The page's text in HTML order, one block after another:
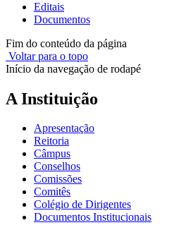
Editais
Documentos
Fim do conteúdo da página
Voltar para o topo
Início da navegação de rodapé
A Instituição
Apresentação
Reitoria
Câmpus
Conselhos
Comissões
Comitês
Colégio de Dirigentes
Documentos Institucionais